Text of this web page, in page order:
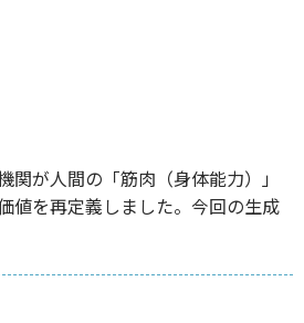
関が人間の「筋肉（身体能力）」
値を再定義しました。今回の生成